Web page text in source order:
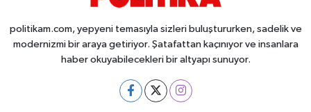
politikam.com, yepyeni temasıyla sizleri buluştururken, sadelik ve
modernizmi bir araya getiriyor. Şatafattan kaçınıyor ve insanlara
haber okuyabilecekleri bir altyapı sunuyor.